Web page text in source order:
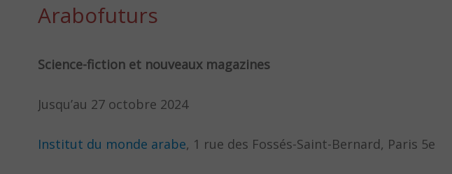
Arabofuturs
Science-fiction et nouveaux magazines
Jusqu’au 27 octobre 2024
Institut du monde arabe, 1 rue des Fossés-Saint-Bernard, Paris 5e